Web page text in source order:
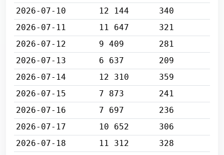
2026-07-10
12 144
340
2026-07-11
11 647
321
2026-07-12
9 409
281
2026-07-13
6 637
209
2026-07-14
12 310
359
2026-07-15
7 873
241
2026-07-16
7 697
236
2026-07-17
10 652
306
2026-07-18
11 312
328